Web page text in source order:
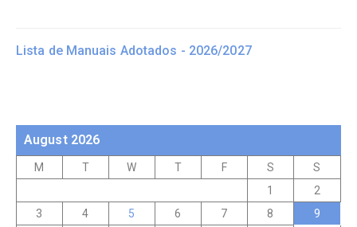
Lista de Manuais Adotados - 2026/2027
August 2026
M T W T F S
S
1
2
3
4 5 6 7 8
9